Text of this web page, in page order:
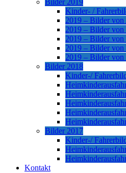
Bilder 2019
Kinder- /
2019 – Bilder von
2019 – Bilder von
2019 – Bilder von
2019 – Bilder von
2019 – Bilder
Bilder 2018
Kinder-/
Bilder 2017
Kinder-/
Kontakt